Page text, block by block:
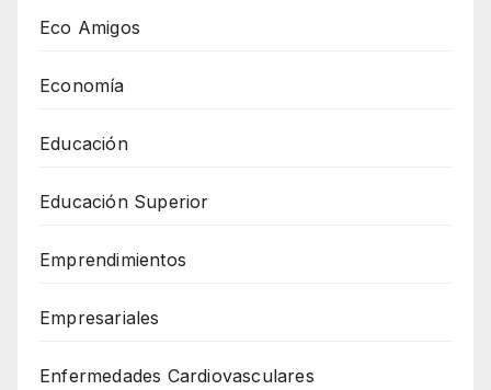
Eco Amigos
Economía
Educación
Educación Superior
Emprendimientos
Empresariales
Enfermedades Cardiovasculares